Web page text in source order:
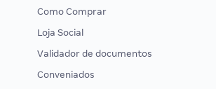
Como Comprar
Loja Social
Validador de documentos
Conveniados